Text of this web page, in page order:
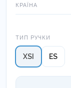
КРАЇНА
ТИП РУЧКИ
XSI ES